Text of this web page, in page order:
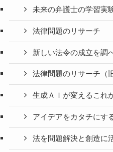
未来の弁護士の学習実
法律問題のリサーチ
新しい法令の成立を調
法律問題のリサーチ（
生成ＡＩが変えるこれ
アイデアをカタチにす
法を問題解決と創造に